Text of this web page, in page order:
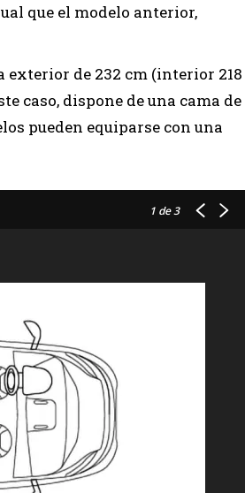
que el modelo anterior,
exterior de 232 cm (interior 218
caso, dispone de una cama de
pueden equiparse con una
1 de 3